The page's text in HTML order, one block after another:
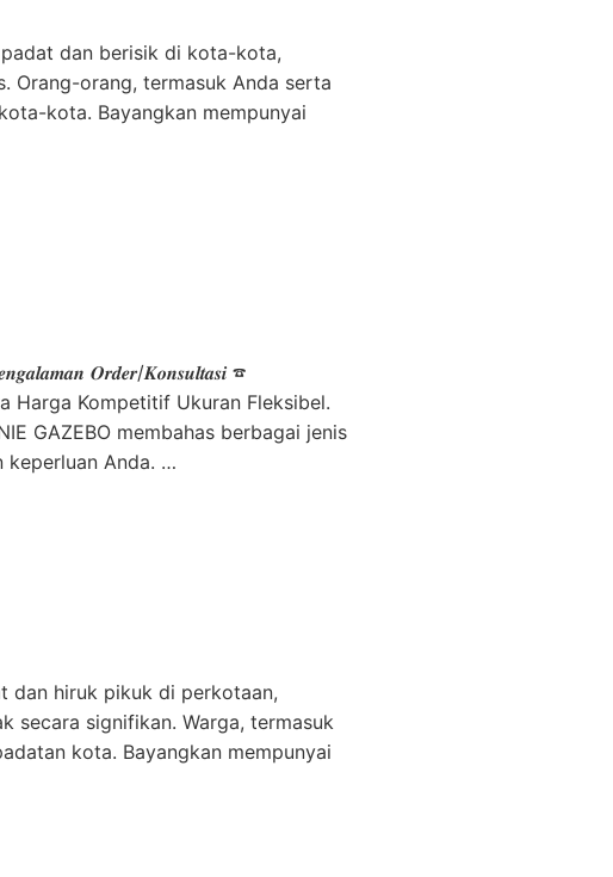
dan berisik di kota-kota,
Orang-orang, termasuk Anda serta
kota. Bayangkan mempunyai
𝑶𝒓𝒅𝒆𝒓/𝑲𝒐𝒏𝒔𝒖𝒍𝒕𝒂𝒔𝒊 ☎
Harga Kompetitif Ukuran Fleksibel.
GAZEBO membahas berbagai jenis
keperluan Anda. …
dan hiruk pikuk di perkotaan,
secara signifikan. Warga, termasuk
kota. Bayangkan mempunyai